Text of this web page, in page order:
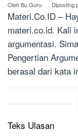
Oleh Bu Guru Diposting
Materi.Co.ID –
materi.co.id. Kali
argumentasi.
Pengertian
berasal dari kata
Teks Ulasan